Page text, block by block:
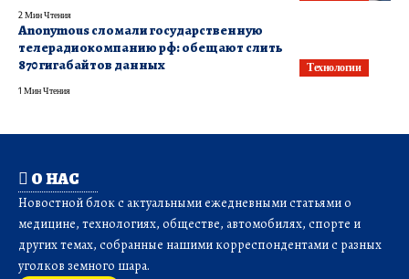
2 Мин Чтения
Технологии
Anonymous сломали государственную
телерадиокомпанию рф: обещают слить
870 гигабайтов данных
1 Мин Чтения
О НАС
Новостной блок с актуальными ежедневными статьями о
медицине, технологиях, обществе, автомобилях, спорте и
других темах, собранные нашими корреспондентами с разных
уголков земного шара.